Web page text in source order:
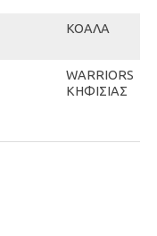
ΚΟΑΛΑ
WARRIORS
ΚΗΦΙΣΙΑΣ